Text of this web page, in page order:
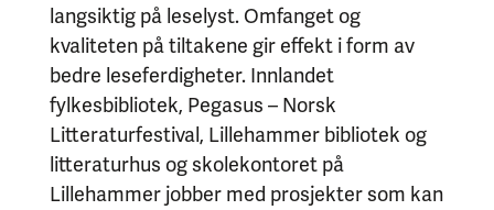
langsiktig på leselyst. Omfanget og
kvaliteten på tiltakene gir effekt i form av
bedre leseferdigheter. Innlandet
fylkesbibliotek, Pegasus – Norsk
Litteraturfestival, Lillehammer bibliotek og
litteraturhus og skolekontoret på
Lillehammer jobber med prosjekter som kan